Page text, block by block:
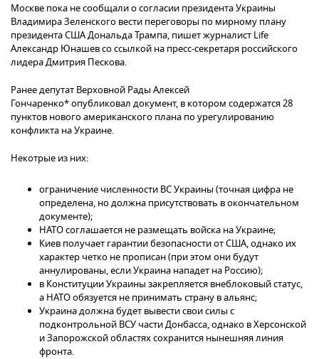
Москве пока не сообщали о согласии президента Украины
Владимира Зеленского вести переговоры по мирному плану
президента США Дональда Трампа, пишет журналист Life
Александр Юнашев со ссылкой на пресс-секретаря российского
лидера Дмитрия Пескова.
Ранее депутат Верховной Рады Алексей
Гончаренко* опубликовал документ, в котором содержатся 28
пунктов нового американского плана по урегулированию
конфликта на Украине.
Некотрые из них:
ограничение численности ВС Украины (точная цифра не
определена, но должна присутствовать в окончательном
документе);
НАТО соглашается не размещать войска на Украине;
Киев получает гарантии безопасности от США, однако их
характер четко не прописан (при этом они будут
аннулированы, если Украина нападет на Россию);
в Конституции Украины закрепляется внеблоковый статус,
а НАТО обязуется не принимать страну в альянс;
Украина должна будет вывести свои силы с
подконтрольной ВСУ части Донбасса, однако в Херсонской
и Запорожской областях сохранится нынешняя линия
фронта.